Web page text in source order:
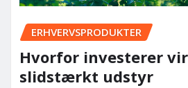
ERHVERVSPRODUKTER
Hvorfor investerer
slidstærkt udstyr